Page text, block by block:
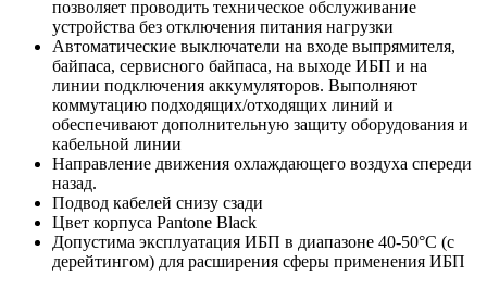
позволяет проводить техническое обслуживание
устройства без отключения питания нагрузки
Автоматические выключатели на входе выпрямителя,
байпаса, сервисного байпаса, на выходе ИБП и на
линии подключения аккумуляторов. Выполняют
коммутацию подходящих/отходящих линий и
обеспечивают дополнительную защиту оборудования и
кабельной линии
Направление движения охлаждающего воздуха спереди
назад.
Подвод кабелей снизу сзади
Цвет корпуса Pantone Black
Допустима эксплуатация ИБП в диапазоне 40-50°С (с
дерейтингом) для расширения сферы применения ИБП